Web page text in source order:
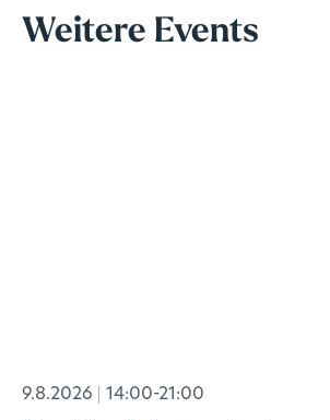
Weitere Events
9.8.2026 14:00-21:00